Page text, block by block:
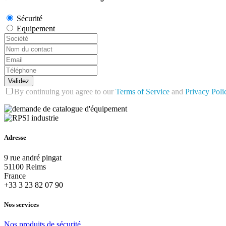
Sécurité
Equipement
Validez
By continuing you agree to our Terms of Service and Privacy
Adresse
9 rue andré pingat
51100 Reims
France
+33 3 23 82 07 90
Nos services
Nos produits de sécurité